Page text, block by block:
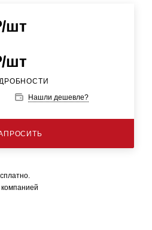
/шт
/шт
Нашли дешевле?